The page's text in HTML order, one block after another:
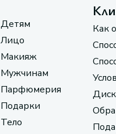
Детям
Лицо
Макияж
Мужчинам
Парфюмерия
Подарки
Тело
Как